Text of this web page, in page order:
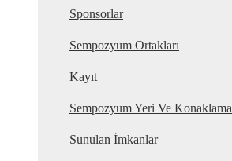
Sponsorlar
Sempozyum Ortakları
Kayıt
Sempozyum Yeri Ve Konaklama
Sunulan İmkanlar